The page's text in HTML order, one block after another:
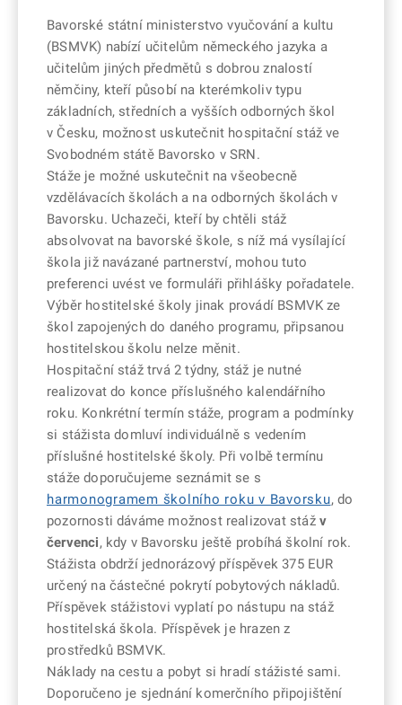
Bavorské státní ministerstvo vyučování a kultu
(BSMVK) nabízí učitelům německého jazyka a
učitelům jiných předmětů s dobrou znalostí
němčiny, kteří působí na kterémkoliv typu
základních, středních a vyšších odborných škol
v Česku, možnost uskutečnit hospitační stáž ve
Svobodném státě Bavorsko v SRN.
Stáže je možné uskutečnit na všeobecně
vzdělávacích školách a na odborných školách v
Bavorsku. Uchazeči, kteří by chtěli stáž
absolvovat na bavorské škole, s níž má vysílající
škola již navázané partnerství, mohou tuto
preferenci uvést ve formuláři přihlášky pořadatele.
Výběr hostitelské školy jinak provádí BSMVK ze
škol zapojených do daného programu, připsanou
hostitelskou školu nelze měnit.
Hospitační stáž trvá 2 týdny, stáž je nutné
realizovat do konce příslušného kalendářního
roku. Konkrétní termín stáže, program a podmínky
si stážista domluví individuálně s vedením
příslušné hostitelské školy. Při volbě termínu
stáže doporučujeme seznámit se s
harmonogramem školního roku v Bavorsku, do
pozornosti dáváme možnost realizovat stáž v
červenci, kdy v Bavorsku ještě probíhá školní rok.
Stážista obdrží jednorázový příspěvek 375 EUR
určený na částečné pokrytí pobytových nákladů.
Příspěvek stážistovi vyplatí po nástupu na stáž
hostitelská škola. Příspěvek je hrazen z
prostředků BSMVK.
Náklady na cestu a pobyt si hradí stážisté sami.
Doporučeno je sjednání komerčního připojištění